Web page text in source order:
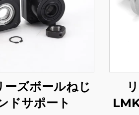
ーズボールねじ
ドサポート